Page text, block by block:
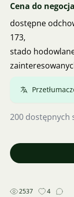
Cena do
dostępne
173,
stado
200 dostępnych
2537 4